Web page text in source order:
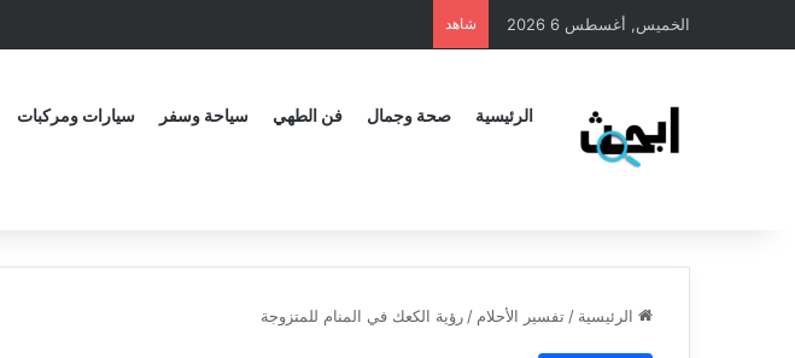
الخميس, أغسطس 6 2026 شاهد
الرئيسية صحة وجمال فن الطهي سياحة وسفر سيارات ومركبات
الرئيسية / تفسير الأحلام / رؤية الكعك في المنام للمتزوجة